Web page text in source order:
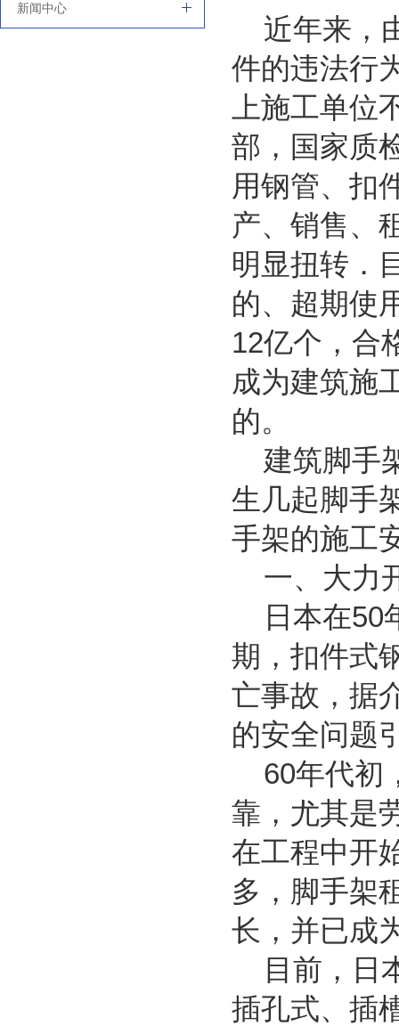
新闻中心
近年来，
件的违法行
上施工单
部，国家质
用钢管、扣
产、销售、
明显扭转．
的、超期使
12亿个，合
成为建筑施
的。
建筑脚手
生几起脚手
手架的施工
一、大力
日本在50
期，扣件式
亡事故，据
的安全问题
60年代初
靠，尤其是
在工程中开
多，脚手架
长，并已成
目前，日
插孔式、插